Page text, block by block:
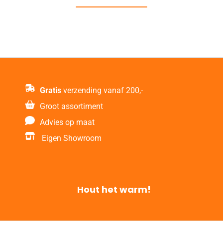
Gratis verzending vanaf 200,-
Groot assortiment
Advies op maat
Eigen Showroom
Hout het warm!